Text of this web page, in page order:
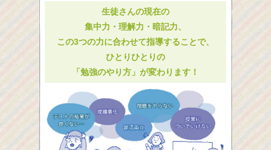
生徒さんの現在の
集中力・理解力・暗記力、
この3つの力に合わせて指導することで、
ひとりひとりの
「勉強のやり方」が変わります！